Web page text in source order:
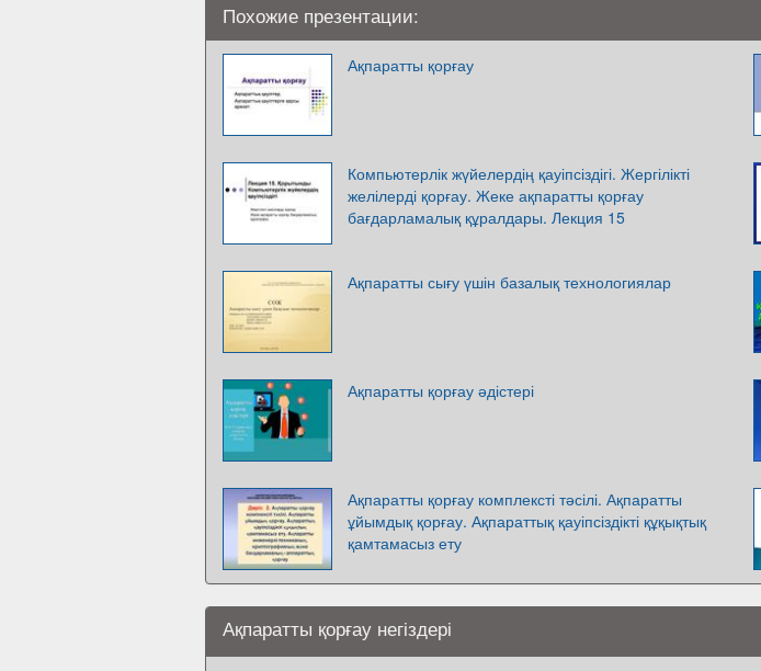
Похожие презентации:
Ақпаратты қорғау
Компьютерлік жүйелердің қауіпсіздігі. Жергілікті
желілерді қорғау. Жеке ақпаратты қорғау
бағдарламалық құралдары. Лекция 15
Ақпаратты сығу үшін базалық технологиялар
Ақпаратты қорғау әдістері
Ақпаратты қорғау комплексті тәсілі. Ақпаратты
ұйымдық қорғау. Ақпараттық қауіпсіздікті құқықтық
қамтамасыз ету
Ақпаратты қорғау негіздері